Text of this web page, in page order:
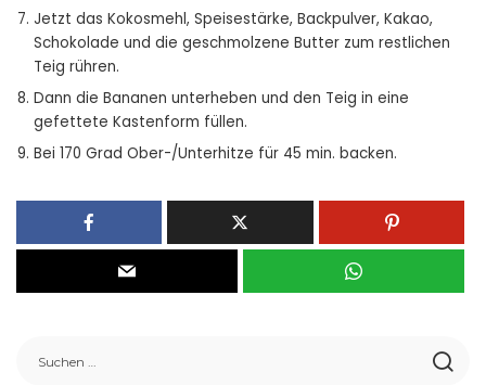
Jetzt das Kokosmehl, Speisestärke, Backpulver, Kakao,
Schokolade und die geschmolzene Butter zum restlichen
Teig rühren.
Dann die Bananen unterheben und den Teig in eine
gefettete Kastenform füllen.
Bei 170 Grad Ober-/Unterhitze für 45 min. backen.